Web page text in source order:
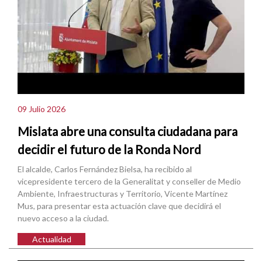
09 Julio 2026
Mislata abre una consulta ciudadana para
decidir el futuro de la Ronda Nord
El alcalde, Carlos Fernández Bielsa, ha recibido al
vicepresidente tercero de la Generalitat y conseller de Medio
Ambiente, Infraestructuras y Territorio, Vicente Martínez
Mus, para presentar esta actuación clave que decidirá el
nuevo acceso a la ciudad.
Actualidad